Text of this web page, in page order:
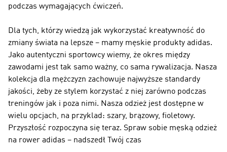
podczas wymagających ćwiczeń.
Dla tych, którzy wiedzą jak wykorzystać kreatywność do
zmiany świata na lepsze – mamy męskie produkty adidas.
Jako autentyczni sportowcy wiemy, że okres między
zawodami jest tak samo ważny, co sama rywalizacja. Nasza
kolekcja dla mężczyzn zachowuje najwyższe standardy
jakości, żeby ze stylem korzystać z niej zarówno podczas
treningów jak i poza nimi. Nasza odzież jest dostępne w
wielu opcjach, na przyklad: szary, brązowy, fioletowy.
Przyszłość rozpoczyna się teraz. Spraw sobie męską odzież
na rower adidas – nadszedł Twój czas